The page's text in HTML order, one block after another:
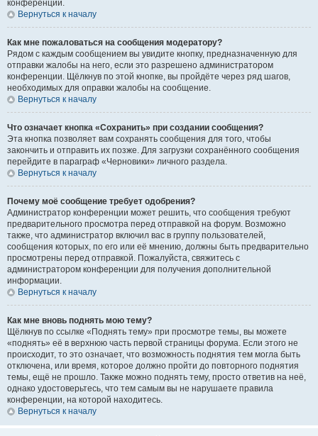
конференции.
Вернуться к началу
Как мне пожаловаться на сообщения модератору?
Рядом с каждым сообщением вы увидите кнопку, предназначенную для
отправки жалобы на него, если это разрешено администратором
конференции. Щёлкнув по этой кнопке, вы пройдёте через ряд шагов,
необходимых для оправки жалобы на сообщение.
Вернуться к началу
Что означает кнопка «Сохранить» при создании сообщения?
Эта кнопка позволяет вам сохранять сообщения для того, чтобы
закончить и отправить их позже. Для загрузки сохранённого сообщения
перейдите в параграф «Черновики» личного раздела.
Вернуться к началу
Почему моё сообщение требует одобрения?
Администратор конференции может решить, что сообщения требуют
предварительного просмотра перед отправкой на форум. Возможно
также, что администратор включил вас в группу пользователей,
сообщения которых, по его или её мнению, должны быть предварительно
просмотрены перед отправкой. Пожалуйста, свяжитесь с
администратором конференции для получения дополнительной
информации.
Вернуться к началу
Как мне вновь поднять мою тему?
Щёлкнув по ссылке «Поднять тему» при просмотре темы, вы можете
«поднять» её в верхнюю часть первой страницы форума. Если этого не
происходит, то это означает, что возможность поднятия тем могла быть
отключена, или время, которое должно пройти до повторного поднятия
темы, ещё не прошло. Также можно поднять тему, просто ответив на неё,
однако удостоверьтесь, что тем самым вы не нарушаете правила
конференции, на которой находитесь.
Вернуться к началу